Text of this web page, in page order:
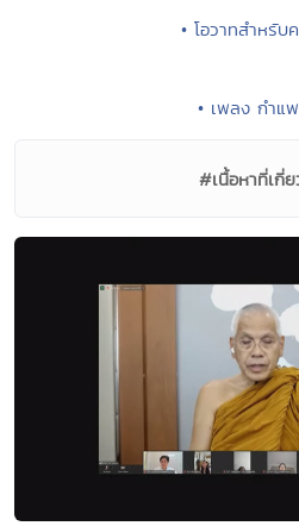
• โอวาทสำหรับ
• เพลง กำแ
#เนื้อหาที่เกี่